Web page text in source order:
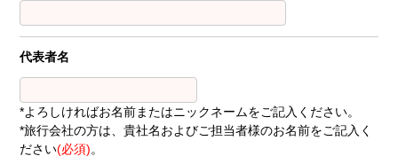
代表者名
*よろしければお名前またはニックネームをご記入ください。
*旅行会社の方は、貴社名およびご担当者様のお名前をご記入く
ださい(必須)。